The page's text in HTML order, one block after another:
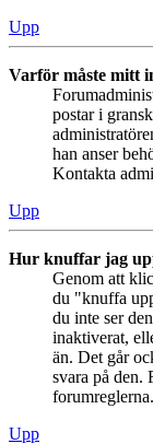
Upp
Varför måste mitt
postar i
han anser
Kontakta
Upp
Hur knuffar jag
Genom att
du "knuffa
du inte ser
inaktiverat,
än. Det går
svara på den.
forumreglerna.
Upp